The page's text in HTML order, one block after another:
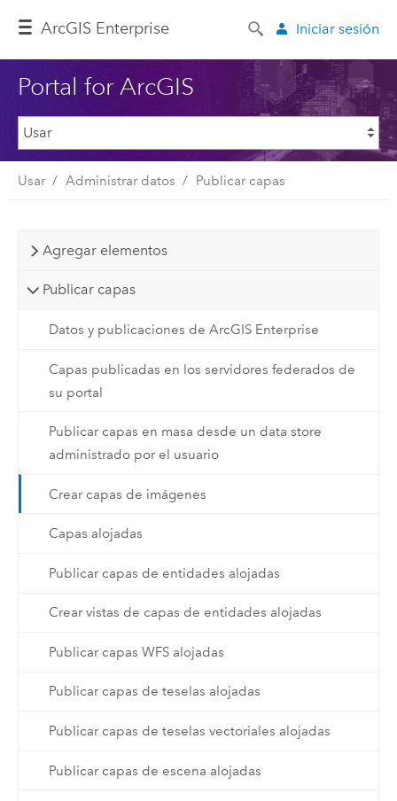
ArcGIS Enterprise Iniciar sesión
Portal for ArcGIS
Usar Administrar datos Publicar capas
Agregar elementos
Publicar capas
Datos y publicaciones de ArcGIS Enterprise
Capas publicadas en los servidores federados de
su portal
Publicar capas en masa desde un data store
administrado por el usuario
Crear capas de imágenes
Capas alojadas
Publicar capas de entidades alojadas
Crear vistas de capas de entidades alojadas
Publicar capas WFS alojadas
Publicar capas de teselas alojadas
Publicar capas de teselas vectoriales alojadas
Publicar capas de escena alojadas